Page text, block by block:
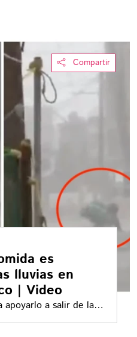
Compartir
es
lluvias en
| Video
apoyarlo a salir de la